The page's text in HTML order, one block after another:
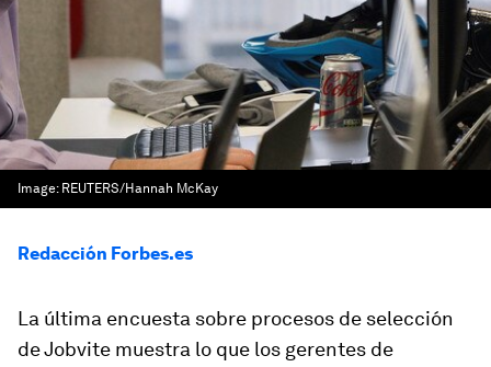
Image: REUTERS/Hannah McKay
Redacción Forbes.es
La última encuesta sobre procesos de selección
de Jobvite muestra lo que los gerentes de